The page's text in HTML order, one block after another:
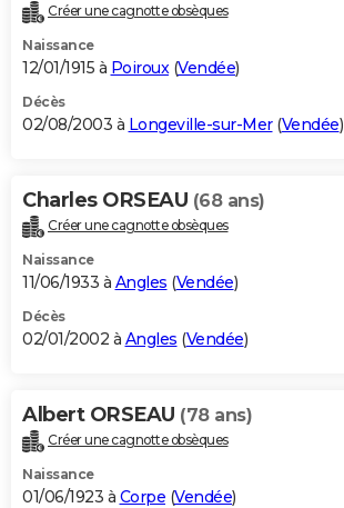
Créer une cagnotte obsèques
Naissance
12/01/1915 à Poiroux(Vendée)
Décès
02/08/2003 à Longeville-sur-Mer(Vendée)
Charles ORSEAU (68 ans)
Créer une cagnotte obsèques
Naissance
11/06/1933 à Angles (Vendée)
Décès
02/01/2002 à Angles (Vendée)
Albert ORSEAU (78 ans)
Créer une cagnotte obsèques
Naissance
01/06/1923 à Corpe (Vendée)